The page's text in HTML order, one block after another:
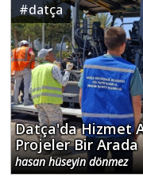
#datça
Datça'da Hizmet
Projeler Bir Arada
hasan hüseyin dönmez